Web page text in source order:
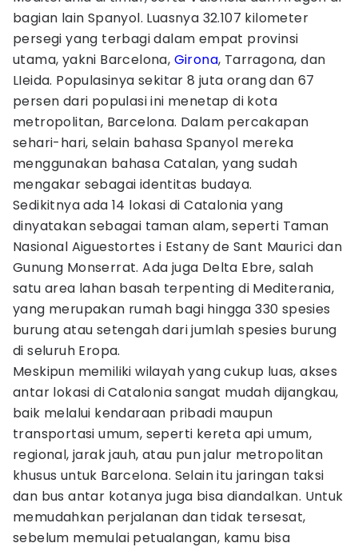
bagian lain Spanyol. Luasnya 32.107 kilometer
persegi yang terbagi dalam empat provinsi
utama, yakni Barcelona, Girona, Tarragona, dan
LIeida. Populasinya sekitar 8 juta orang dan 67
persen dari populasi ini menetap di kota
metropolitan, Barcelona. Dalam percakapan
sehari-hari, selain bahasa Spanyol mereka
menggunakan bahasa Catalan, yang sudah
mengakar sebagai identitas budaya.
Sedikitnya ada 14 lokasi di Catalonia yang
dinyatakan sebagai taman alam, seperti Taman
Nasional Aiguestortes i Estany de Sant Maurici dan
Gunung Monserrat. Ada juga Delta Ebre, salah
satu area lahan basah terpenting di Mediterania,
yang merupakan rumah bagi hingga 330 spesies
burung atau setengah dari jumlah spesies burung
di seluruh Eropa.
Meskipun memiliki wilayah yang cukup luas, akses
antar lokasi di Catalonia sangat mudah dijangkau,
baik melalui kendaraan pribadi maupun
transportasi umum, seperti kereta api umum,
regional, jarak jauh, atau pun jalur metropolitan
khusus untuk Barcelona. Selain itu jaringan taksi
dan bus antar kotanya juga bisa diandalkan. Untuk
memudahkan perjalanan dan tidak tersesat,
sebelum memulai petualangan, kamu bisa